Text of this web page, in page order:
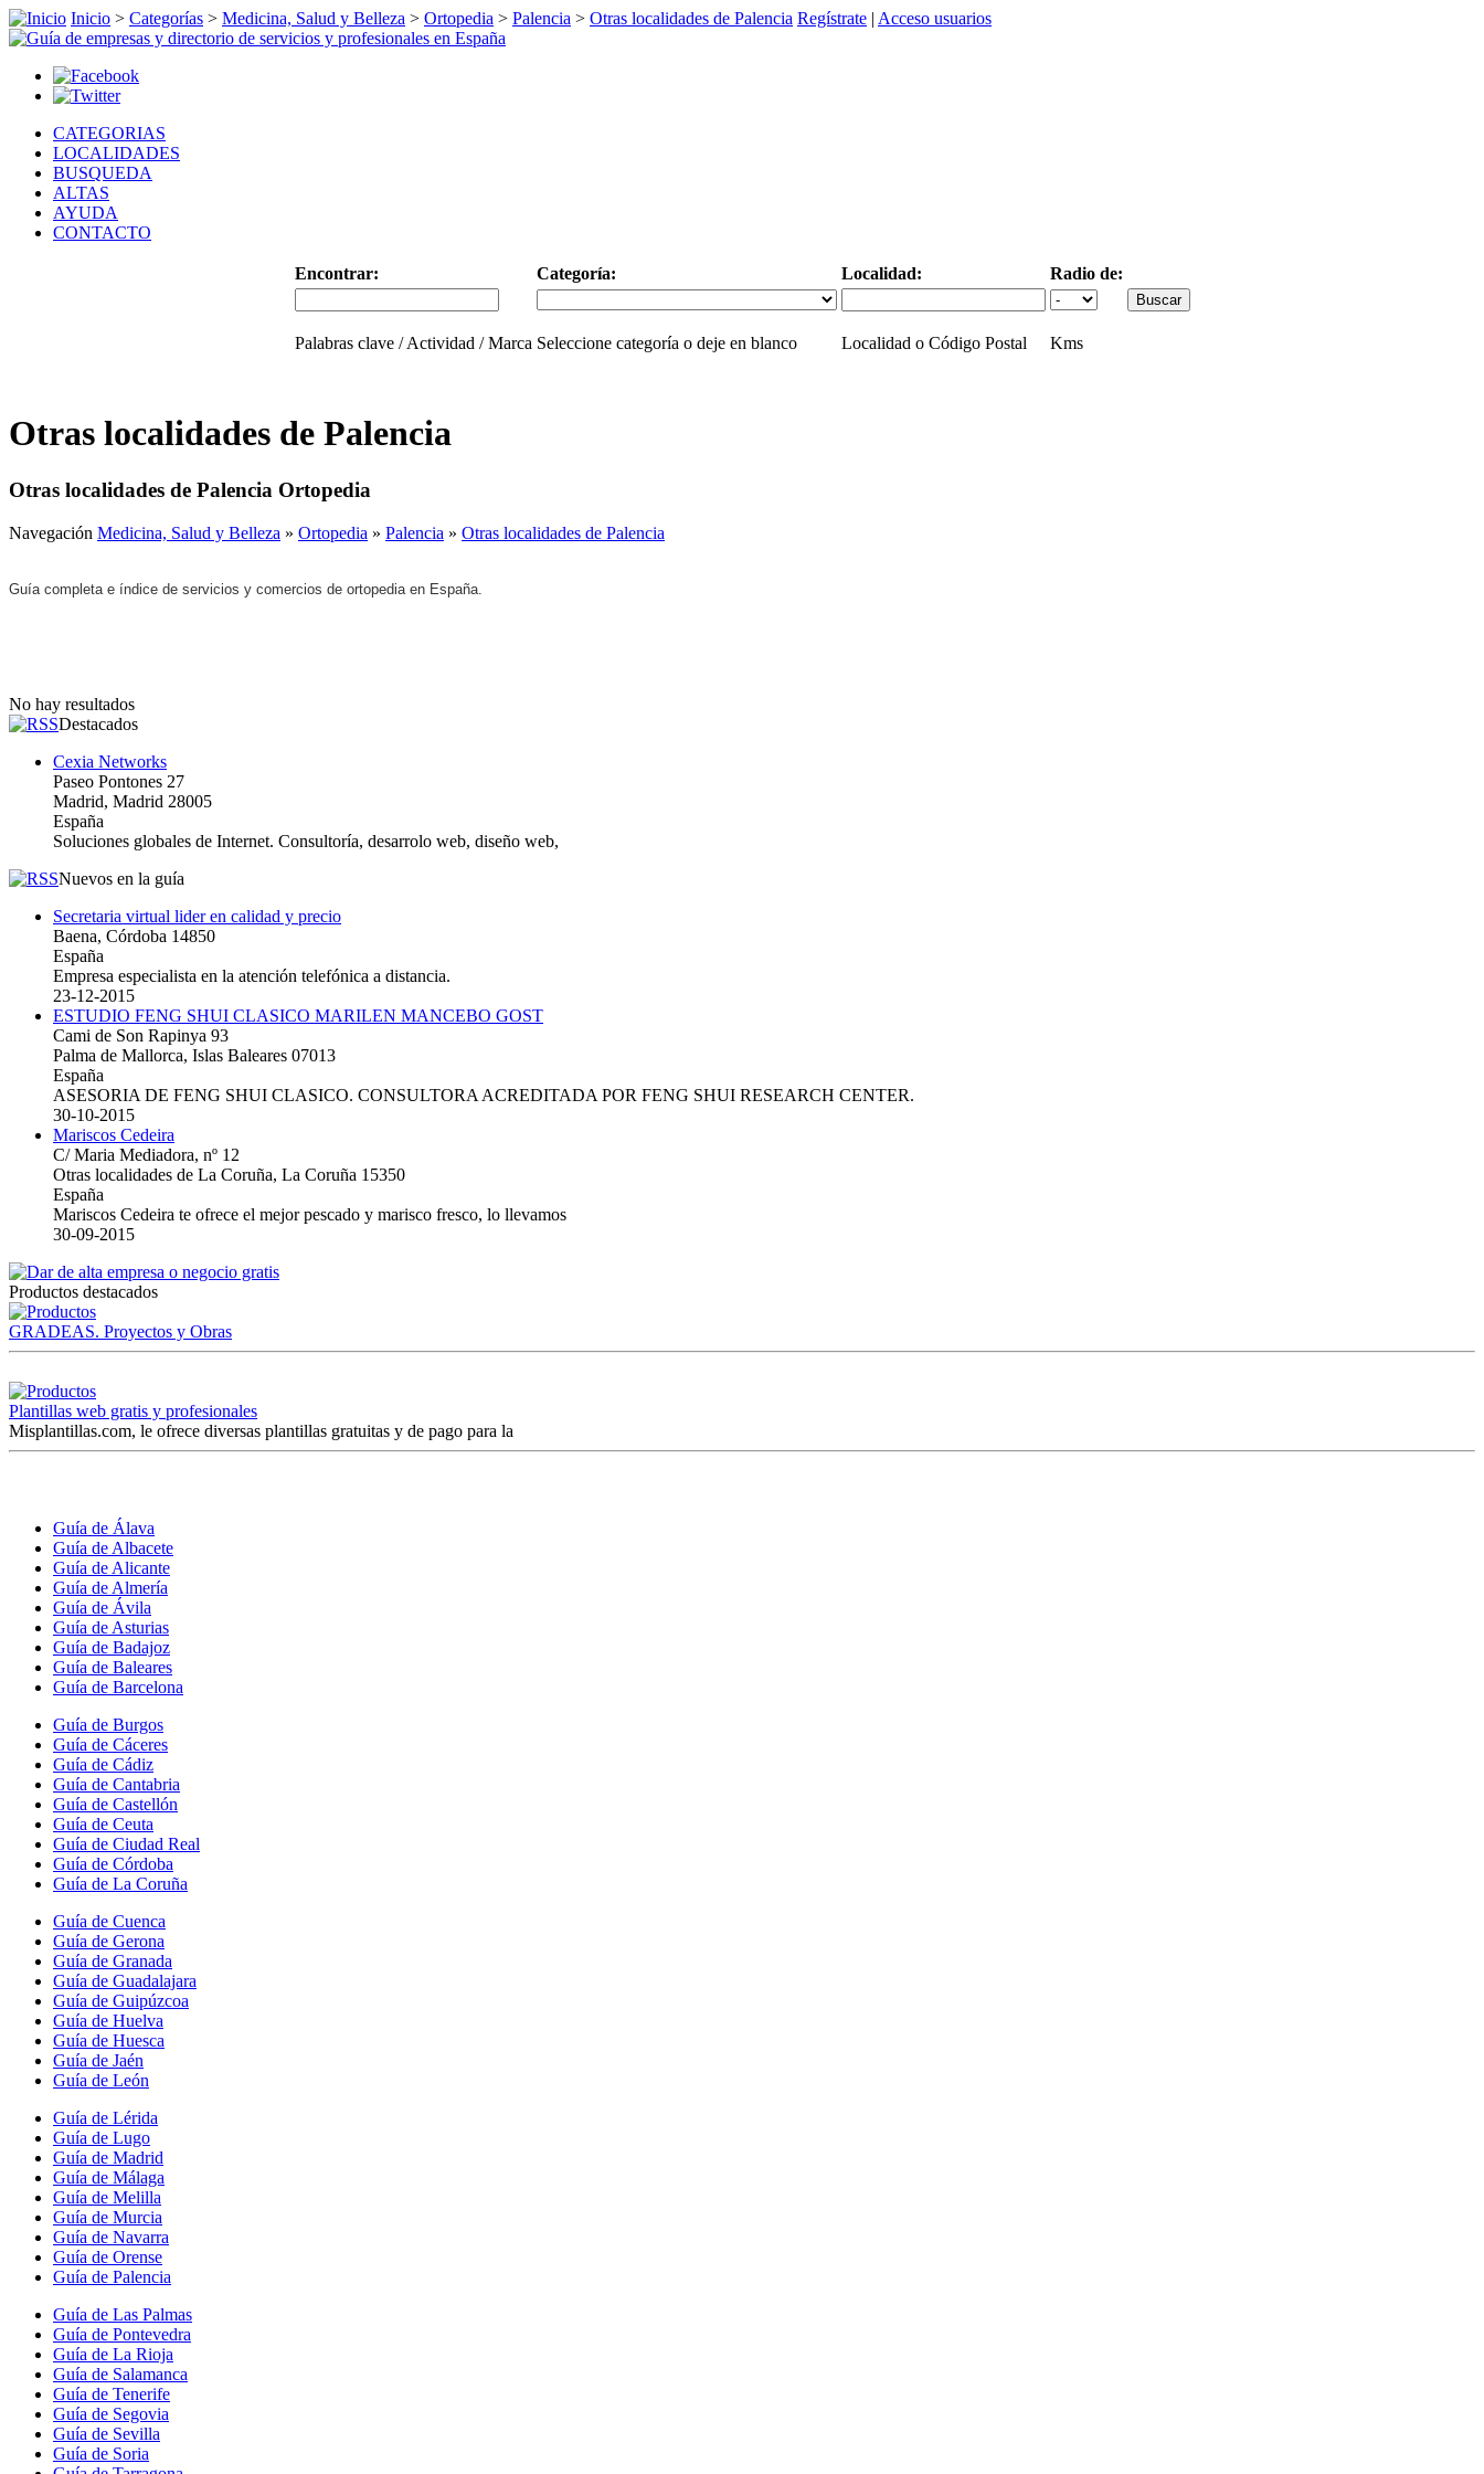
Inicio > Categorías > Medicina, Salud y Belleza > Ortopedia > Palencia > Otras localidades de Palencia Regístrate | Acceso usuarios
CATEGORIAS
LOCALIDADES
BUSQUEDA
ALTAS
AYUDA
CONTACTO
Encontrar: Categoría: Localidad: Radio de:
Palabras clave / Actividad / Marca Seleccione categoría o deje en blanco Localidad o Código Postal Kms
Otras localidades de Palencia
Otras localidades de Palencia Ortopedia
Navegación Medicina, Salud y Belleza » Ortopedia » Palencia » Otras localidades de Palencia
Guía completa e índice de servicios y comercios de ortopedia en España.
No hay resultados
Destacados
Cexia Networks
Paseo Pontones 27
Madrid, Madrid 28005
España
Soluciones globales de Internet. Consultoría, desarrolo web, diseño web,
Nuevos en la guía
Secretaria virtual lider en calidad y precio
Baena, Córdoba 14850
España
Empresa especialista en la atención telefónica a distancia.
23-12-2015
ESTUDIO FENG SHUI CLASICO MARILEN MANCEBO GOST
Cami de Son Rapinya 93
Palma de Mallorca, Islas Baleares 07013
España
ASESORIA DE FENG SHUI CLASICO. CONSULTORA ACREDITADA POR FENG SHUI RESEARCH CENTER.
30-10-2015
Mariscos Cedeira
C/ Maria Mediadora, nº 12
Otras localidades de La Coruña, La Coruña 15350
España
Mariscos Cedeira te ofrece el mejor pescado y marisco fresco, lo llevamos
30-09-2015
Productos destacados
GRADEAS. Proyectos y Obras
Plantillas web gratis y profesionales
Misplantillas.com, le ofrece diversas plantillas gratuitas y de pago para la
Guía de Álava
Guía de Albacete
Guía de Alicante
Guía de Almería
Guía de Ávila
Guía de Asturias
Guía de Badajoz
Guía de Baleares
Guía de Barcelona
Guía de Burgos
Guía de Cáceres
Guía de Cádiz
Guía de Cantabria
Guía de Castellón
Guía de Ceuta
Guía de Ciudad Real
Guía de Córdoba
Guía de La Coruña
Guía de Cuenca
Guía de Gerona
Guía de Granada
Guía de Guadalajara
Guía de Guipúzcoa
Guía de Huelva
Guía de Huesca
Guía de Jaén
Guía de León
Guía de Lérida
Guía de Lugo
Guía de Madrid
Guía de Málaga
Guía de Melilla
Guía de Murcia
Guía de Navarra
Guía de Orense
Guía de Palencia
Guía de Las Palmas
Guía de Pontevedra
Guía de La Rioja
Guía de Salamanca
Guía de Tenerife
Guía de Segovia
Guía de Sevilla
Guía de Soria